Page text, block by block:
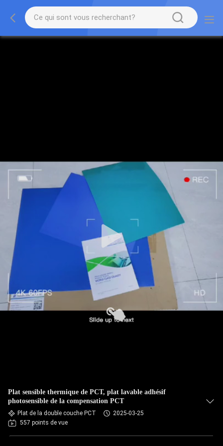
Plat sensible thermique de PCT, plat lavable adhésif
photosensible de la compensation PCT
Plat de la double couche PCT
2025-03-25
557 points de vue